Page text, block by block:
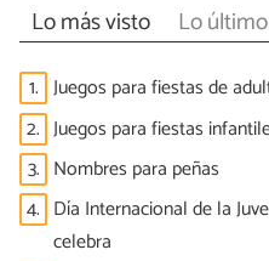
Lo más visto Lo último
1. Juegos para fiestas de
2. Juegos para fiestas
3. Nombres para peñas
4. Día Internacional de la
celebra